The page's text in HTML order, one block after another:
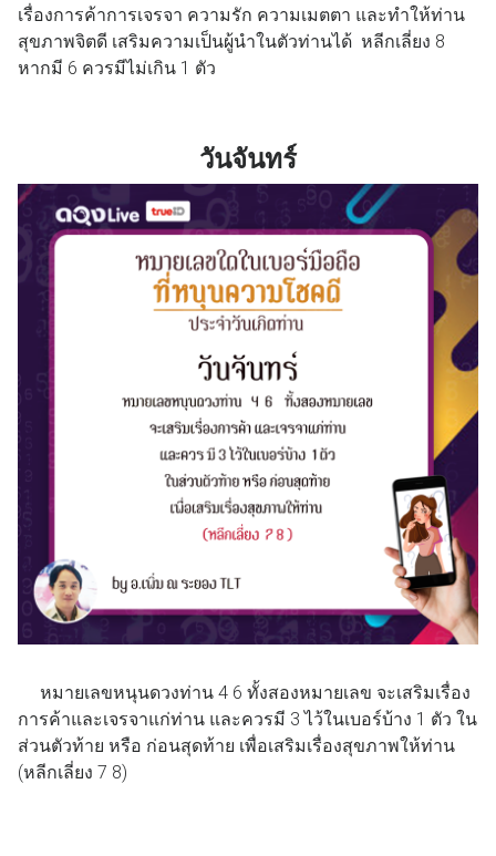
เรื่องการค้าการเจรจา ความรัก ความเมตตา และทำให้ท่าน
สุขภาพจิตดี เสริมความเป็นผู้นำในตัวท่านได้ หลีกเลี่ยง 8
หากมี 6 ควรมีไม่เกิน 1 ตัว
วันจันทร์
หมายเลขหนุนดวงท่าน 4 6 ทั้งสองหมายเลข จะเสริมเรื่อง
การค้าและเจรจาแก่ท่าน และควรมี 3 ไว้ในเบอร์บ้าง 1 ตัว ใน
ส่วนตัวท้าย หรือ ก่อนสุดท้าย เพื่อเสริมเรื่องสุขภาพให้ท่าน
(หลีกเลี่ยง 7 8)